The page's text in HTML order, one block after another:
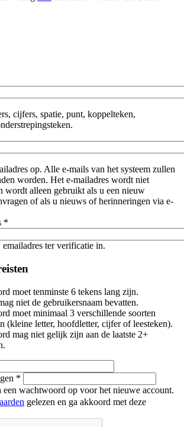
cijfers, spatie, punt, koppelteken,
op. Alle e-mails van het systeem zullen
worden. Het e-mailadres wordt niet
wordt alleen gebruikt als u een nieuw
of als u nieuws of herinneringen via e-
*
ter verificatie in.
moet tenminste 6 tekens lang zijn.
niet de gebruikersnaam bevatten.
moet minimaal 3 verschillende soorten
(kleine letter, hoofdletter, cijfer of leesteken).
mag niet gelijk zijn aan de laatste 2+
*
een wachtwoord op voor het nieuwe account.
gelezen en ga akkoord met deze